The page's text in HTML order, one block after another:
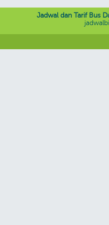
Jadwal dan Tarif Bus